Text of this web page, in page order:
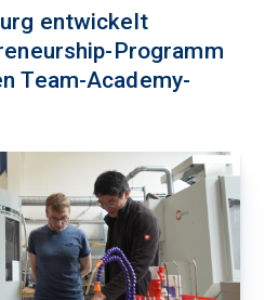
entwickelt
Programm
Team-Academy-